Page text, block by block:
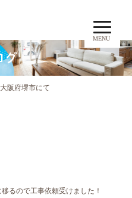
MENU
グ
大阪府堺市にて
るので工事依頼受けました！